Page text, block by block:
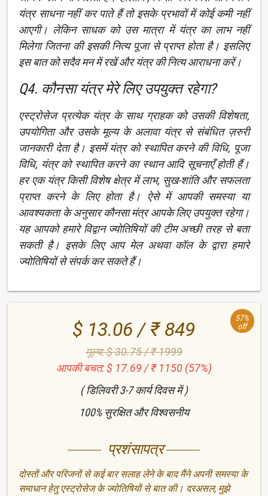
यंत्र साधना नहीं कर पाते हैं तो इसके प्रभावों में कोई कमी नहीं
आएगी। लेकिन साधक को उस मात्रा में यंत्र का लाभ नहीं
मिलेगा जितना की इसकी नित्य पूजा से प्राप्त होता है। इसलिए
इस बात को सदैव मन में रखें और यंत्र की नित्य आराधना करें।
Q4. कौनसा यंत्र मेरे लिए उपयुक्त रहेगा?
एस्ट्रोसेज प्रत्येक यंत्र के साथ ग्राहक को उसकी विशेषता,
उपयोगिता और उसके मूल्य के अलावा यंत्र से संबंधित ज़रुरी
जानकारी देता है। इसमें यंत्र को स्थापित करने की विधि, पूजा
विधि, यंत्र को स्थापित करने का स्थान आदि सूचनाएँ होती हैं।
हर एक यंत्र किसी विशेष क्षेत्र में लाभ, सुख-शांति और सफलता
प्राप्त करने के लिए होता है। ऐसे में आपकी समस्या या
आवश्यकता के अनुसार कौनसा मंत्र आपके लिए उपयुक्त रहेगा।
यह आपको हमारे विद्वान ज्योतिषियों की टीम अच्छी तरह से बता
सकती है। इसके लिए आप मेल अथवा कॉल के द्वारा हमारे
ज्योतिषियों से संपर्क कर सकते हैं।
57%
off
$ 13.06 / ₹ 849
मूल्य: $ 30.75 / ₹ 1999
आपकी बचत: $ 17.69 / ₹ 1150 (57%)
( डिलिवरी 3-7 कार्य दिवस में )
100% सुरक्षित और विश्वसनीय
प्रशंसापत्र
दोस्तों और परिजनों से कई बार सलाह लेने के बाद मैंने अपनी समस्या के
समाधान हेतु एस्ट्रोसेज के ज्योतिषियों से बात की। दरअसल, मुझे